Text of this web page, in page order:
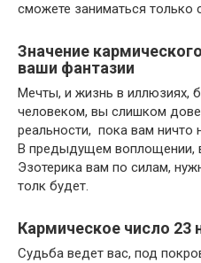
сможете заниматься
Значение
ваши фантазии
Мечты, и жизнь в иллюзиях,
человеком, вы слишком
реальности, пока вам ничто
В предыдущем воплощении,
Эзотерика вам по силам,
толк будет.
Кармическое число 23
Судьба ведет вас, под